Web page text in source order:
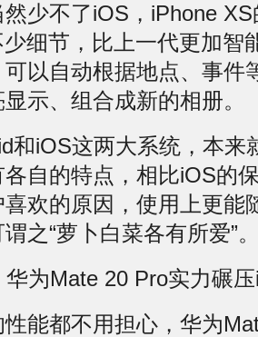
不了iOS，iPhone XS
细节，比上一代更加智
可以自动根据地点、事件
示、组合成新的相册。
iOS这两大系统，本来
自的特点，相比iOS的
欢的原因，使用上更能
之“萝卜白菜各有所爱”
Mate 20 Pro实力碾压
都不用担心，华为